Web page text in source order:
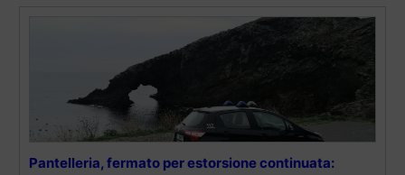
Pantelleria, fermato per estorsione continuata: